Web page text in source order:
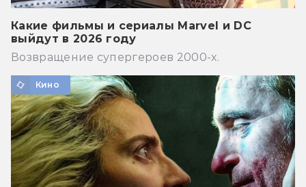
Какие фильмы и сериалы Marvel и DC
выйдут в 2026 году
Возвращение супергероев 2000-х.
Кино